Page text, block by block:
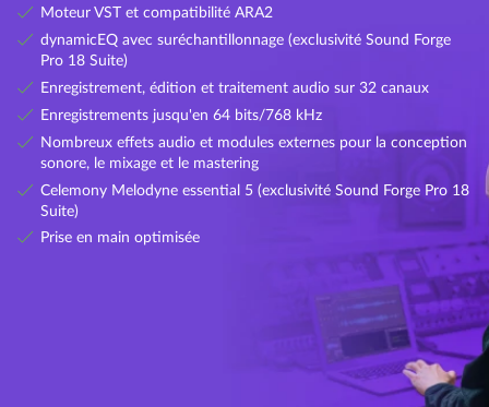
Moteur VST et compatibilité ARA2
dynamicEQ avec suréchantillonnage (exclusivité Sound Forge
Pro 18 Suite)
Enregistrement, édition et traitement audio sur 32 canaux
Enregistrements jusqu'en 64 bits/768 kHz
Nombreux effets audio et modules externes pour la conception
sonore, le mixage et le mastering
Celemony Melodyne essential 5 (exclusivité Sound Forge Pro 18
Suite)
Prise en main optimisée